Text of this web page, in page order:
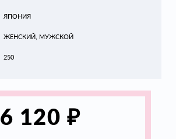
ЯПОНИЯ
ЖЕНСКИЙ, МУЖСКОЙ
250
6 120 ₽